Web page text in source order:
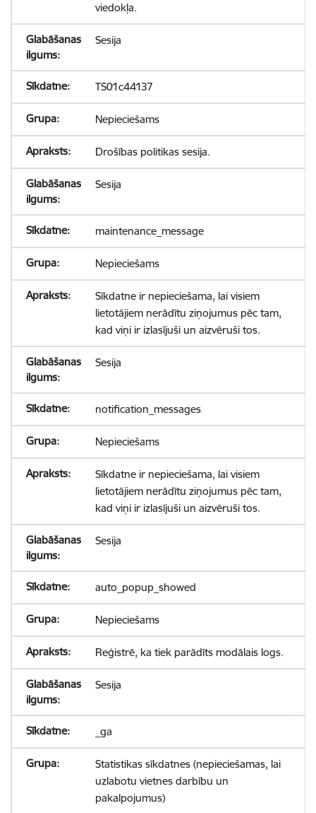
viedokļa.
Sesija
TS01c44137
Nepieciešams
Drošības politikas sesija.
Sesija
maintenance_message
Nepieciešams
Sīkdatne ir nepieciešama, lai visiem
lietotājiem nerādītu ziņojumus pēc tam,
kad viņi ir izlasījuši un aizvēruši tos.
Sesija
notification_messages
Nepieciešams
Sīkdatne ir nepieciešama, lai visiem
lietotājiem nerādītu ziņojumus pēc tam,
kad viņi ir izlasījuši un aizvēruši tos.
Sesija
auto_popup_showed
Nepieciešams
Reģistrē, ka tiek parādīts modālais logs.
Sesija
_ga
Statistikas sīkdatnes (nepieciešamas, lai
uzlabotu vietnes darbību un
pakalpojumus)